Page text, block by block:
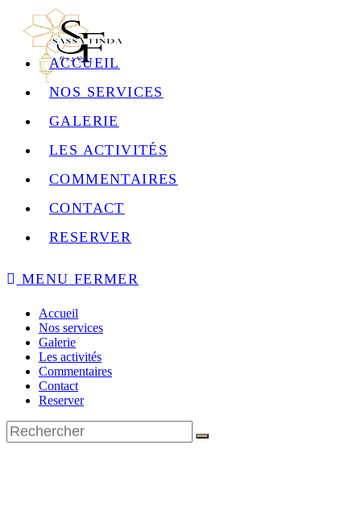
ACCUEIL
NOS SERVICES
GALERIE
LES ACTIVITÉS
COMMENTAIRES
CONTACT
RESERVER
MENU FERMER
Accueil
Nos services
Galerie
Les activités
Commentaires
Contact
Reserver